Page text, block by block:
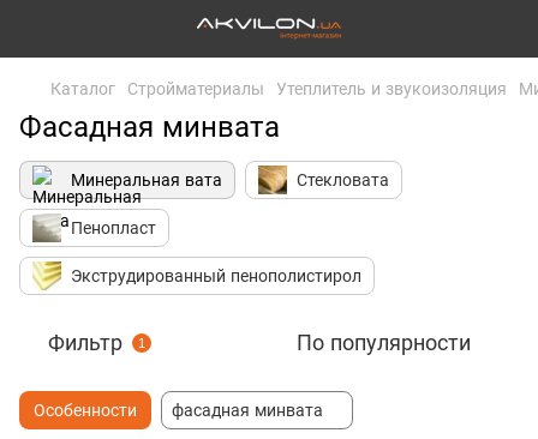
Каталог Стройматериалы Утеплитель и звукоизоляция
Фасадная минвата
Минеральная вата Стекловата
Пенопласт
Экструдированный пенополистирол
Фильтр 1 По популярности
Особенности фасадная минвата